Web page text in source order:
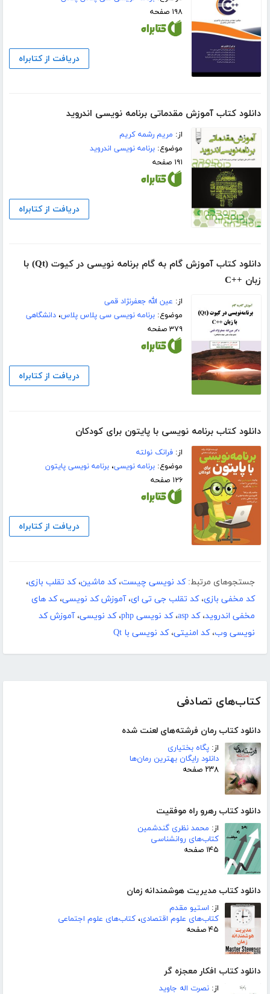
کتاب‌های تصادفی
دانلود کتاب رمان فرشته‌های لعنت شده
از: پگاه بختیاری
دانلود رایگان بهترین رمان‌ها
۲۳۸ صفحه
دانلود کتاب رهرو راه موفقیت
از: محمد نظری گندشمین
کتاب‌های روانشناسی
۱۴۵ صفحه
دانلود کتاب مدیریت هوشمندانه زمان
از: استیو مقدم
کتاب‌های علوم اقتصادی، کتاب‌های علوم اجتماعی
۴۵ صفحه
دانلود کتاب افکار معجزه گر
از: نصرت اله جاوید
۱۹۸ صفحه
دریافت از کتابراه
دانلود کتاب آموزش مقدماتی برنامه نویسی اندروید
از: مریم رشمه کریم
موضوع:برنامه نویسی اندروید
۱۹۱ صفحه
دریافت از کتابراه
دانلود کتاب آموزش گام به گام برنامه نویسی در کیوت (Qt) با
زبان ++C
از: عین الله جعفرنژاد قمی
موضوع:برنامه نویسی سی پلاس پلاس،دانشگاهی
۳۷۹ صفحه
دریافت از کتابراه
دانلود کتاب برنامه نویسی با پایتون برای کودکان
از:فرانک نولته
موضوع:برنامه نویسی،برنامه نویسی پایتون
۱۲۶ صفحه
دریافت از کتابراه
جستجوهای مرتبط: کد نویسی چیست،کد ماشین،کد تقلب بازی،
کد مخفی بازی،کد تقلب جی تی ای،آموزش کد نویسی،کد های
مخفی اندروید،کد asp ،کد نویسی php ،کد نویسی،آموزش کد
نویسی وب،کد امنیتی،کد نویسی با Qt